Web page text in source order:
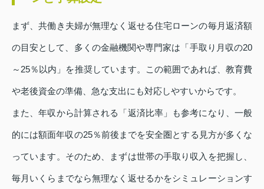
まず、共働き夫婦が無理なく返せる住宅ローンの毎月返済額
の目安として、多くの金融機関や専門家は「手取り月収の20
～25％以内」を推奨しています。この範囲であれば、教育費
や老後資金の準備、急な支出にも対応しやすいからです。
また、年収から計算される「返済比率」も参考になり、一般
的には額面年収の25％前後までを安全圏とする見方が多くな
っています。そのため、まずは世帯の手取り収入を把握し、
毎月いくらまでなら無理なく返せるかをシミュレーションす